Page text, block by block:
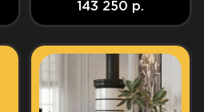
143 250 р.